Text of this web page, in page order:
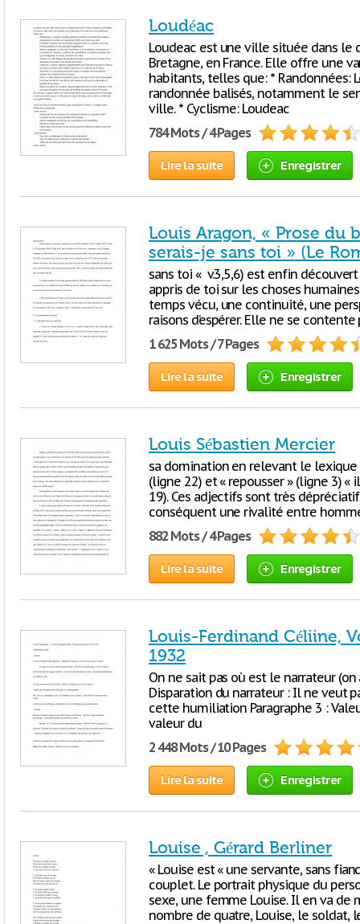
Loudéac
Loudeac est une ville située dans le
Bretagne, en France. Elle offre une
habitants, telles que: * Randonnées:
randonnée balisés, notamment le
ville. * Cyclisme: Loudeac
784 Mots / 4 Pages
Lire la suite Enregistrer
Louis Aragon, « Prose du
serais-je sans toi » (Le
sans toi « v.3,5,6) est enfin découvert
appris de toi sur les choses
temps vécu, une continuité, une
raisons d’espérer. Elle ne se
1 625 Mots / 7 Pages
Lire la suite Enregistrer
Louis Sébastien Mercier
sa domination en relevant le
(ligne 22) et « repousser » (ligne 3)
19). Ces adjectifs sont très
conséquent une rivalité entre
882 Mots / 4 Pages
Lire la suite Enregistrer
Louis-Ferdinand Céliine,
1932
On ne sait pas où est le narrateur (on
Disparation du narrateur : Il ne veut
cette humiliation Paragraphe 3 :
valeur du
2 448 Mots / 10 Pages
Lire la suite Enregistrer
Louise , Gérard Berliner
« Louise est « une servante, sans
couplet. Le portrait physique du
sexe, une femme Louise. Il en va de
nombre de quatre, Louise, le soldat,